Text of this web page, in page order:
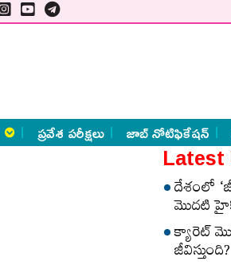
ప్రవేశ పరీక్షలు జాబ్ నోటిఫికేషన్
Latest
దేశంలో
మొదటి
క్యారెట్‌
జీవిస్తుంది?